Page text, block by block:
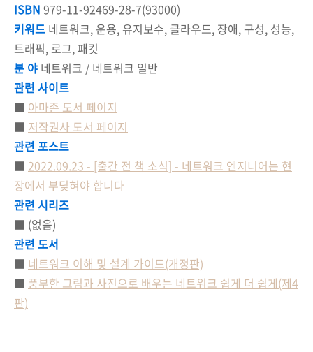
ISBN 979-11-92469-28-7(93000)
키워드 네트워크, 운용, 유지보수, 클라우드, 장애, 구성, 성능,
트래픽, 로그, 패킷
분 야 네트워크 / 네트워크 일반
관련 사이트
■ 아마존 도서 페이지
■ 저작권사 도서 페이지
관련 포스트
■ 2022.09.23 - [출간 전 책 소식] - 네트워크 엔지니어는 현
장에서 부딪혀야 합니다
관련 시리즈
■ (없음)
관련 도서
■ 네트워크 이해 및 설계 가이드(개정판)
■ 풍부한 그림과 사진으로 배우는 네트워크 쉽게 더 쉽게(제4
판)